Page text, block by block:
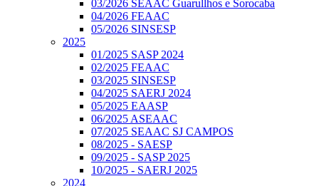
03/2026 SEAAC Guarullhos e Sorocaba
04/2026 FEAAC
05/2026 SINSESP
2025
01/2025 SASP 2024
02/2025 FEAAC
03/2025 SINSESP
04/2025 SAERJ 2024
05/2025 EAASP
06/2025 ASEAAC
07/2025 SEAAC SJ CAMPOS
08/2025 - SAESP
09/2025 - SASP 2025
10/2025 - SAERJ 2025
2024